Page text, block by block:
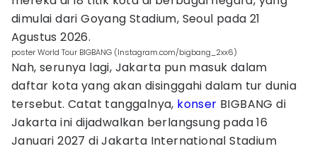
dimulai dari Goyang Stadium, Seoul pada 21
Agustus 2026.
poster World Tour BIGBANG (Instagram.com/bigbang_2xx6)
Nah, serunya lagi, Jakarta pun masuk dalam
daftar kota yang akan disinggahi dalam tur dunia
tersebut. Catat tanggalnya, konser BIGBANG di
Jakarta ini dijadwalkan berlangsung pada 16
Januari 2027 di Jakarta International Stadium